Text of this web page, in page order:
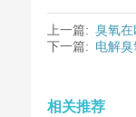
上一篇: 臭氧
下一篇: 电解
相关推荐